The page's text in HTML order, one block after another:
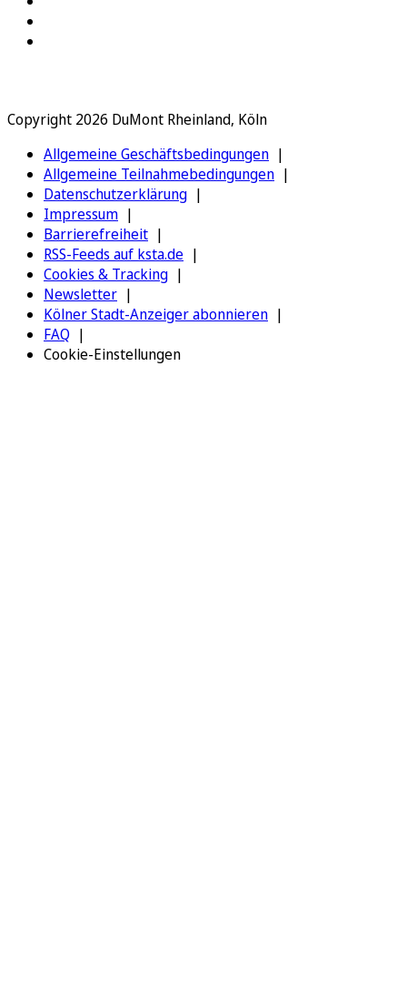
Copyright 2026 DuMont Rheinland, Köln
Allgemeine Geschäftsbedingungen
Allgemeine Teilnahmebedingungen
Datenschutzerklärung
Impressum
Barrierefreiheit
RSS-Feeds auf ksta.de
Cookies & Tracking
Newsletter
Kölner Stadt-Anzeiger abonnieren
FAQ
Cookie-Einstellungen